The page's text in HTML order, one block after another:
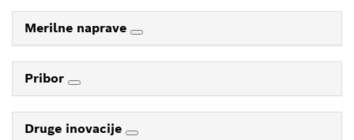
Merilne naprave
Pribor
Druge inovacije